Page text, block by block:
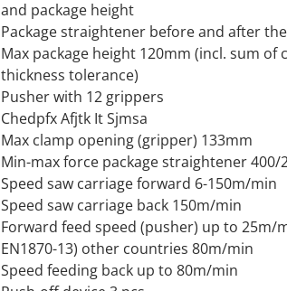
and package height
Package straightener before and after
Max package height 120mm (incl. sum
thickness tolerance)
Pusher with 12 grippers
Chedpfx Afjtk It Sjmsa
Max clamp opening (gripper) 133mm
Min-max force package straightener 400/
Speed saw carriage forward 6-150m/min
Speed saw carriage back 150m/min
Forward feed speed (pusher) up to 25m/
EN1870-13) other countries 80m/min
Speed feeding back up to 80m/min